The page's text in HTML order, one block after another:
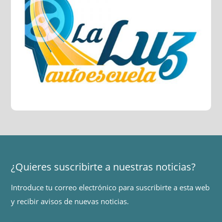
¿Quieres suscribirte a nuestras noticias?
Introduce tu correo electrónico para suscribirte a esta web
y recibir avisos de nuevas noticias.